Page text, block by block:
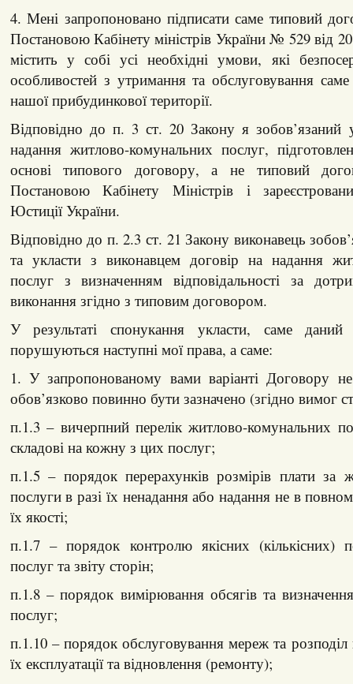
4. Мені запропоновано підписати саме типовий
Постановою Кабінету міністрів України № 529 від
містить у собі усі необхідні умови, які
особливостей з утримання та обслуговування
нашої прибудинкової території.
Відповідно до п. 3 ст. 20 Закону я зобов’язаний
надання житлово-комунальних послуг,
основі типового договору, а не типовий
Постановою Кабінету Міністрів і
Юстиції України.
Відповідно до п. 2.3 ст. 21 Закону виконавець
та укласти з виконавцем договір на надання
послуг з визначенням відповідальності за
виконання згідно з типовим договором.
У результаті спонукання укласти, саме даний
порушуються наступні мої права, а саме:
1. У запропонованому вами варіанті Договору
обов’язково повинно бути зазначено (згідно вимог
п.1.3 – вичерпний перелік житлово-комунальних
складові на кожну з цих послуг;
п.1.5 – порядок перерахунків розмірів плати за
послуги в разі їх ненадання або надання не в
їх якості;
п.1.7 – порядок контролю якісних (кількісних)
послуг та звіту сторін;
п.1.8 – порядок вимірювання обсягів та
послуг;
п.1.10 – порядок обслуговування мереж та
їх експлуатації та відновлення (ремонту);